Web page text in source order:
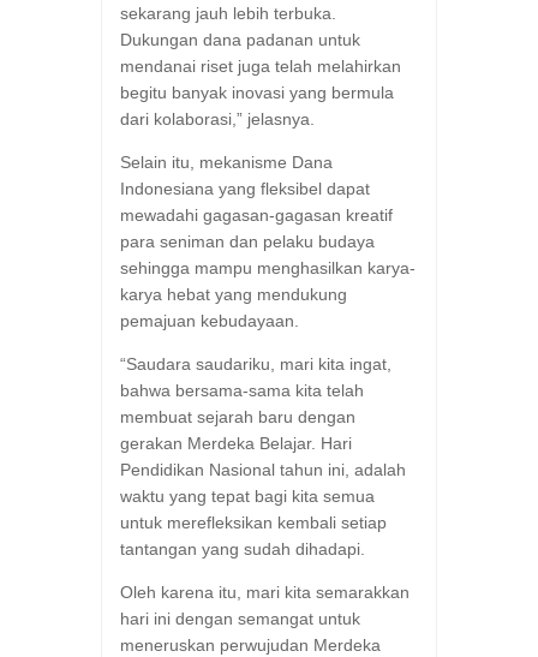
sekarang jauh lebih terbuka.
Dukungan dana padanan untuk
mendanai riset juga telah melahirkan
begitu banyak inovasi yang bermula
dari kolaborasi,” jelasnya.
Selain itu, mekanisme Dana
Indonesiana yang fleksibel dapat
mewadahi gagasan-gagasan kreatif
para seniman dan pelaku budaya
sehingga mampu menghasilkan karya-
karya hebat yang mendukung
pemajuan kebudayaan.
“Saudara saudariku, mari kita ingat,
bahwa bersama-sama kita telah
membuat sejarah baru dengan
gerakan Merdeka Belajar. Hari
Pendidikan Nasional tahun ini, adalah
waktu yang tepat bagi kita semua
untuk merefleksikan kembali setiap
tantangan yang sudah dihadapi.
Oleh karena itu, mari kita semarakkan
hari ini dengan semangat untuk
meneruskan perwujudan Merdeka